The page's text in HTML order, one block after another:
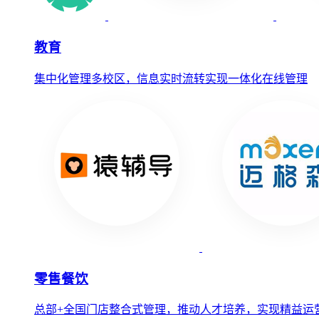
教育
集中化管理多校区，信息实时流转实现一体化在线管理
零售餐饮
总部+全国门店整合式管理，推动人才培养，实现精益运